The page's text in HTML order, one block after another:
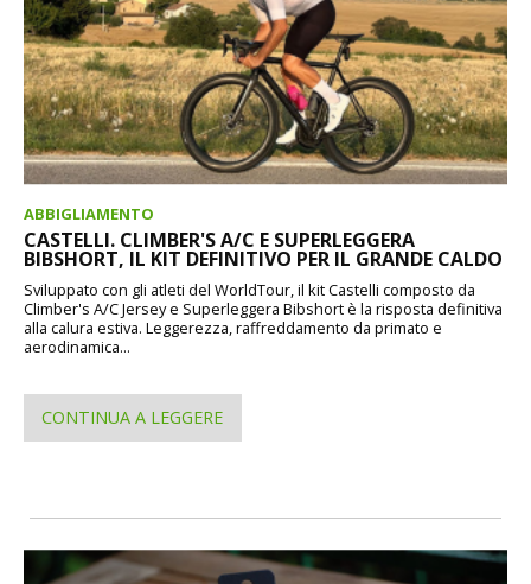
ABBIGLIAMENTO
CASTELLI. CLIMBER'S A/C E SUPERLEGGERA
BIBSHORT, IL KIT DEFINITIVO PER IL GRANDE CALDO
Sviluppato con gli atleti del WorldTour, il kit Castelli composto da
Climber's A/C Jersey e Superleggera Bibshort è la risposta definitiva
alla calura estiva. Leggerezza, raffreddamento da primato e
aerodinamica...
CONTINUA A LEGGERE